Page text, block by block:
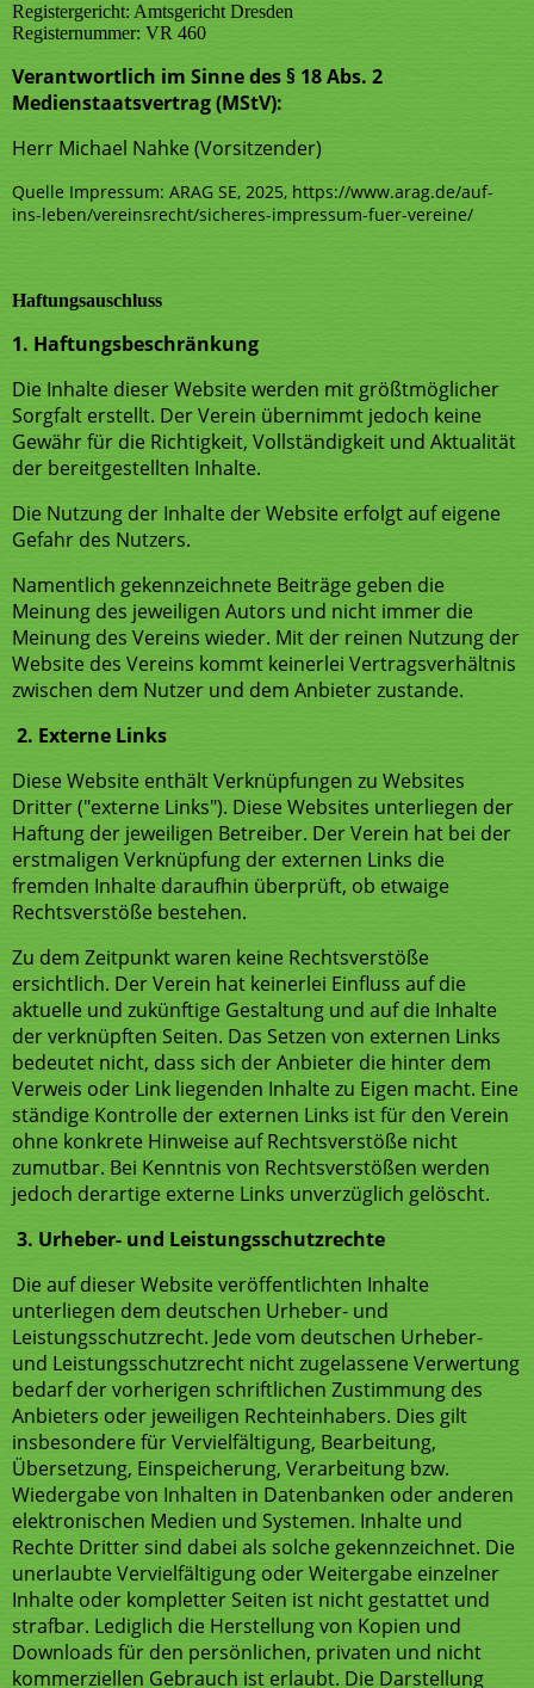
Registergericht: Amtsgericht Dresden
Registernummer: VR 460
Verantwortlich im Sinne des § 18 Abs. 2
Medienstaatsvertrag (MStV):
Herr Michael Nahke (Vorsitzender)
Quelle Impressum: ARAG SE, 2025, https://www.arag.de/auf-
ins-leben/vereinsrecht/sicheres-impressum-fuer-vereine/
Haftungsauschluss
1. Haftungsbeschränkung
Die Inhalte dieser Website werden mit größtmöglicher
Sorgfalt erstellt. Der Verein übernimmt jedoch keine
Gewähr für die Richtigkeit, Vollständigkeit und Aktualität
der bereitgestellten Inhalte.
Die Nutzung der Inhalte der Website erfolgt auf eigene
Gefahr des Nutzers.
Namentlich gekennzeichnete Beiträge geben die
Meinung des jeweiligen Autors und nicht immer die
Meinung des Vereins wieder. Mit der reinen Nutzung der
Website des Vereins kommt keinerlei Vertragsverhältnis
zwischen dem Nutzer und dem Anbieter zustande.
2. Externe Links
Diese Website enthält Verknüpfungen zu Websites
Dritter ("externe Links"). Diese Websites unterliegen der
Haftung der jeweiligen Betreiber. Der Verein hat bei der
erstmaligen Verknüpfung der externen Links die
fremden Inhalte daraufhin überprüft, ob etwaige
Rechtsverstöße bestehen.
Zu dem Zeitpunkt waren keine Rechtsverstöße
ersichtlich. Der Verein hat keinerlei Einfluss auf die
aktuelle und zukünftige Gestaltung und auf die Inhalte
der verknüpften Seiten. Das Setzen von externen Links
bedeutet nicht, dass sich der Anbieter die hinter dem
Verweis oder Link liegenden Inhalte zu Eigen macht. Eine
ständige Kontrolle der externen Links ist für den Verein
ohne konkrete Hinweise auf Rechtsverstöße nicht
zumutbar. Bei Kenntnis von Rechtsverstößen werden
jedoch derartige externe Links unverzüglich gelöscht.
3. Urheber- und Leistungsschutzrechte
Die auf dieser Website veröffentlichten Inhalte
unterliegen dem deutschen Urheber- und
Leistungsschutzrecht. Jede vom deutschen Urheber-
und Leistungsschutzrecht nicht zugelassene Verwertung
bedarf der vorherigen schriftlichen Zustimmung des
Anbieters oder jeweiligen Rechteinhabers. Dies gilt
insbesondere für Vervielfältigung, Bearbeitung,
Übersetzung, Einspeicherung, Verarbeitung bzw.
Wiedergabe von Inhalten in Datenbanken oder anderen
elektronischen Medien und Systemen. Inhalte und
Rechte Dritter sind dabei als solche gekennzeichnet. Die
unerlaubte Vervielfältigung oder Weitergabe einzelner
Inhalte oder kompletter Seiten ist nicht gestattet und
strafbar. Lediglich die Herstellung von Kopien und
Downloads für den persönlichen, privaten und nicht
kommerziellen Gebrauch ist erlaubt. Die Darstellung